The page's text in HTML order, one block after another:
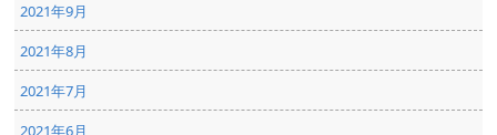
2021年9月
2021年8月
2021年7月
2021年6月